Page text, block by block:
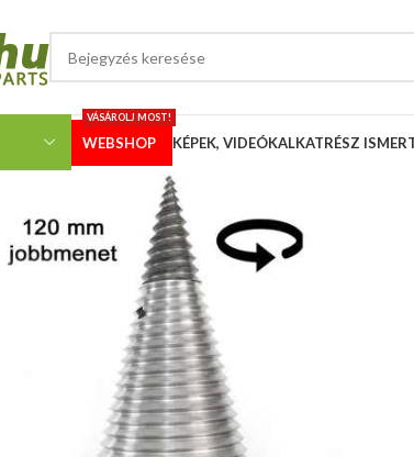
WEBSHOP
VÁSÁROLJ MOST!
KÉPEK, VIDEÓKALKATRÉSZ